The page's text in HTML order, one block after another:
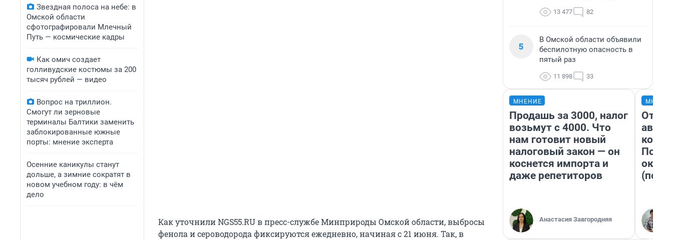
Звездная полоса на небе: в
Омской области
сфотографировали Млечный
Путь — космические кадры
Как омич создает
голливудские костюмы за 200
тысяч рублей — видео
Вопрос на триллион.
Смогут ли зерновые
терминалы Балтики заменить
заблокированные южные
порты: мнение эксперта
Осенние каникулы станут
дольше, а зимние сократят в
новом учебном году: в чём
дело
Как уточнили NGS55.RU в пресс-службе Минприроды Омской области, выбросы
фенола и сероводорода фиксируются ежедневно, начиная с 21 июня. Так, в
13 477 82
5
В Омской области объявили
беспилотную опасность в
пятый раз
11 898 33
МНЕНИЕ
Продашь за 3000, налог
возьмут с 4000. Что
нам готовит новый
налоговый закон — он
коснется импорта и
даже репетиторов
Анастасия Завгородняя
От